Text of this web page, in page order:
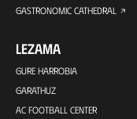
GASTRONOMIC CATHEDRAL
LEZAMA
GURE HARROBIA
GARATHUZ
AC FOOTBALL CENTER